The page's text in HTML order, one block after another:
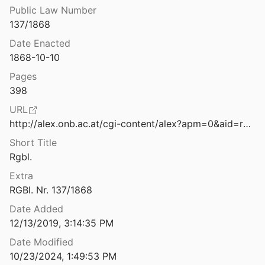
Bd 8-2
data sets
HM Bände
HM Beiträge
Rezensionen
ÜberMRPDigitaleEdition
Verordnung des Gesammtministeriums mit welcher für die Gebiete der Bezirkshauptmannschaften Cattaro, Metković und Ragusa Ausnahmsverfügungen getroffen werden
Public Law Number
137/1868
Date Enacted
1868-10-10
Pages
398
URL
http://alex.onb.ac.at/cgi-content/alex?apm=0&aid=rgb&datum=18680004&seite=00000398
Short Title
Rgbl.
Extra
RGBl. Nr. 137/1868
Date Added
12/13/2019, 3:14:35 PM
Date Modified
10/23/2024, 1:49:53 PM